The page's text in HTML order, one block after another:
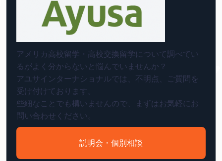
アメリカ高校留学・高校交換留学について調べてい
るがよく分からないと悩んでいませんか？
アユサインターナショナルでは、不明点、ご質問を
受け付けております。
些細なことでも構いませんので、まずはお気軽にお
問い合わせください。
説明会・個別相談